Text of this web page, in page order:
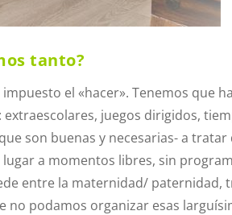
tanto?
el «hacer». Tenemos que
juegos dirigidos,
son buenas y necesarias- a
a momentos libres, sin
entre la maternidad/ paternidad,
no podamos organizar esas